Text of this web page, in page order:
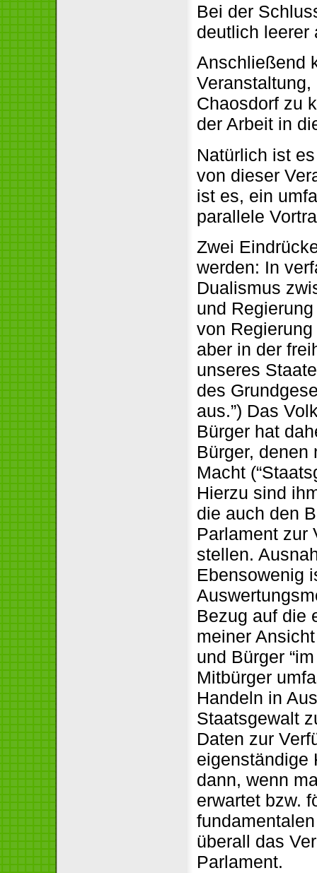
Bei der
deutlich leerer
Anschließend
Chaosdorf zu
der Arbeit in
Natürlich ist
von dieser
ist es, ein
parallele
Zwei
werden: In
Dualismus
und
von
aber in der
unseres
des
aus.”) Das
Bürger hat
Bürger, denen
Macht
Hierzu sind
die auch den
Parlament zur
stellen.
Ebensowenig
Bezug auf die
meiner
und Bürger
Mitbürger
Handeln in
Staatsgewalt
Daten zur
eigenständige
dann, wenn
erwartet bzw.
überall das
Parlament.